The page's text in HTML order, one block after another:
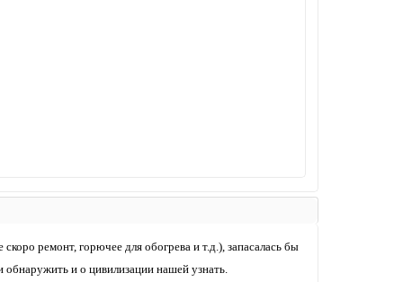
ремонт, горючее для обогрева и т.д.), запасалась бы
и о цивилизации нашей узнать.